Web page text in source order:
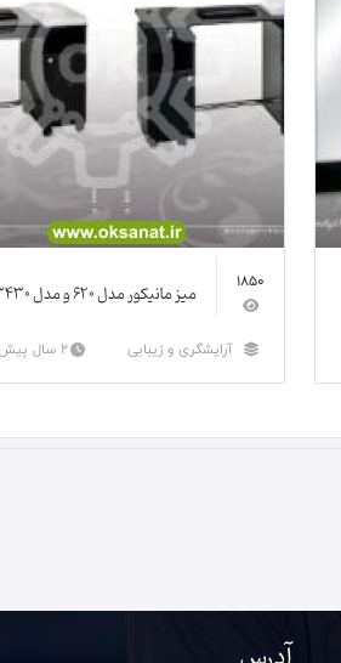
1850 میز مانیکور مدل 620 و مدل 3430
آرایشگری و زیبایی 2 سال پیش